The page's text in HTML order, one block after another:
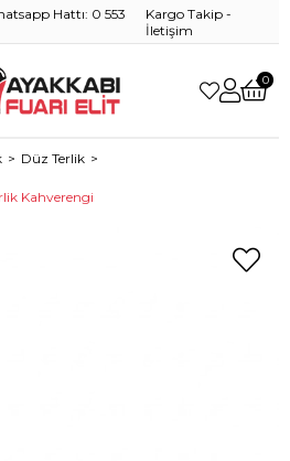
Hattı: 0 553
Kargo Takip -
İletişim
0
Düz Terlik
Kahverengi